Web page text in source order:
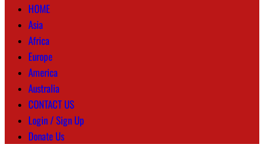
HOME
Asia
Africa
Europe
America
Australia
CONTACT US
Login / Sign Up
Donate Us